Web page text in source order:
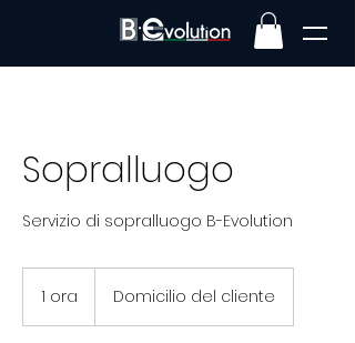
Sopralluogo
Servizio di sopralluogo B-Evolution
1 ora Domicilio del cliente